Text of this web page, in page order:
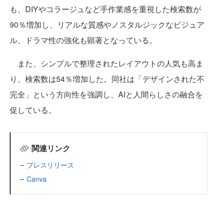
も、DIYやコラージュなど手作業感を重視した検索数が
90％増加し、リアルな質感やノスタルジックなビジュア
ル、ドラマ性の強化も顕著となっている。
また、シンプルで整理されたレイアウトの人気も高ま
り、検索数は54％増加した。同社は「デザインされた不
完全」という方向性を強調し、AIと人間らしさの融合を
促している。
関連リンク
プレスリリース
Canva